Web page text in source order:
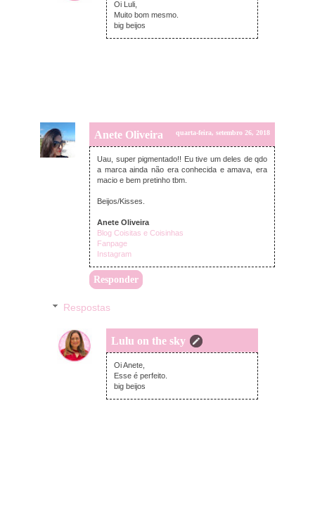
Oi Luli,
Muito bom mesmo.
big beijos
Anete Oliveira quarta-feira, setembro 26, 2018
Uau, super pigmentado!! Eu tive um deles de qdo
a marca ainda não era conhecida e amava, era
macio e bem pretinho tbm.
Beijos/Kisses.
Anete Oliveira
Blog Coisitas e Coisinhas
Fanpage
Instagram
Responder
Respostas
Lulu on the sky
quinta-feira, setembro 27, 2018
Oi Anete,
Esse é perfeito.
big beijos